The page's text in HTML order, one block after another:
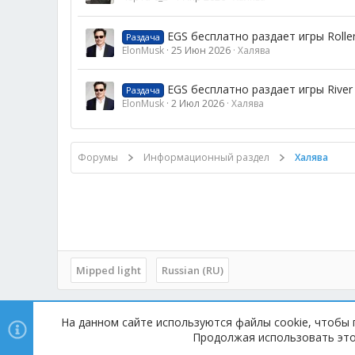
Раздача EGS бесплатно раздает игры
ElonMusk 25 Июн 2026 Халява
Раздача EGS бесплатно раздает игры
ElonMusk 2 Июл 2026 Халява
Форумы Информационный раздел Халява
Mipped light Russian (RU)
Copyright © 2014 - 2025, mipped.com. Все права защищены.
На данном сайте используются файлы cookie, чтобы
Продолжая использовать